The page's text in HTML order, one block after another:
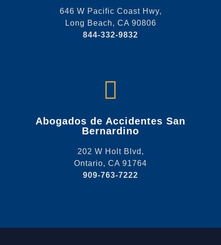
646 W Pacific Coast Hwy,
Long Beach, CA 90806
844-332-9832
Abogados de Accidentes San
Bernardino
202 W Holt Blvd,
Ontario, CA 91764
909-763-7222